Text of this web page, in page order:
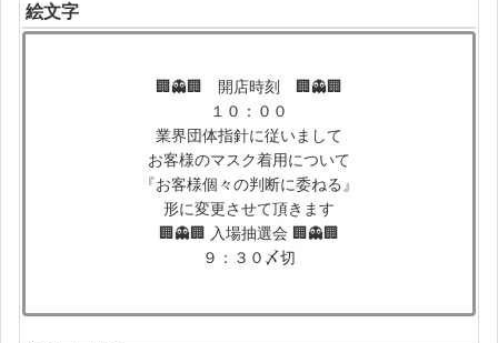
絵文字
🏢👻🏢 開店時刻 🏢👻🏢
１０：００
業界団体指針に従いまして
お客様のマスク着用について
『お客様個々の判断に委ねる』
形に変更させて頂きます
🏢👻🏢 入場抽選会 🏢👻🏢
９：３０〆切